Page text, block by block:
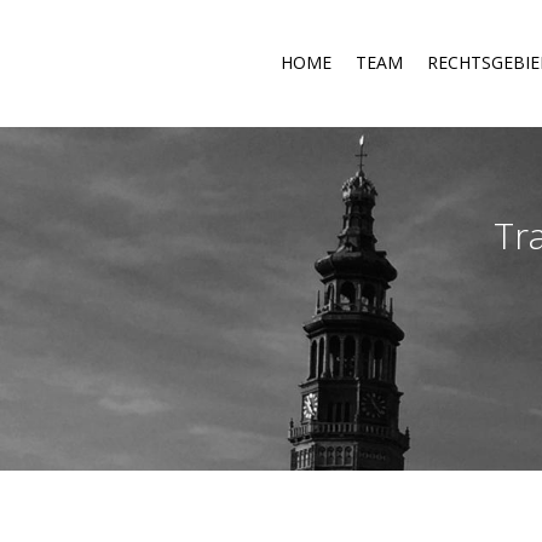
HOME TEAM